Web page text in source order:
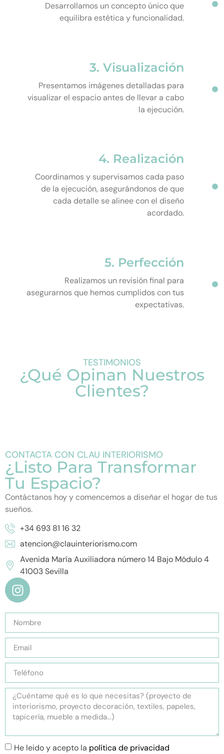
Desarrollamos un concepto único que
equilibra estética y funcionalidad.
3. Visualización
Presentamos imágenes detalladas para
visualizar el espacio antes de llevar a cabo
la ejecución.
4. Realización
Coordinamos y supervisamos cada paso
de la ejecución, asegurándonos de que
cada detalle se alinee con el diseño
acordado.
5. Perfección
Realizamos un revisión final para
asegurarnos que hemos cumplidos con tus
expectativas.
TESTIMONIOS
¿Qué Opinan Nuestros
Clientes?
CONTACTA CON CLAU INTERIORISMO
¿Listo Para Transformar
Tu Espacio?
Contáctanos hoy y comencemos a diseñar el hogar de tus
sueños.
+34 693 81 16 32
atencion@clauinteriorismo.com
Avenida María Auxiliadora número 14 Bajo Módulo 4
41003 Sevilla
He leido y acepto la política de privacidad